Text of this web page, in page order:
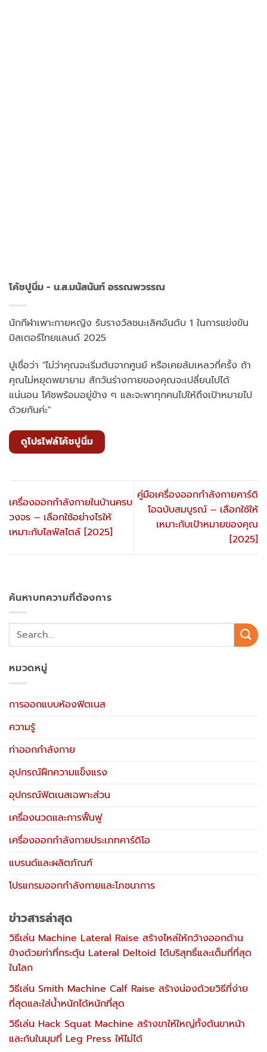
โค้ชปูนิ่ม - น.ส.มนัสนันท์ อรรณพวรรณ
นักกีฬาเพาะกายหญิง รับรางวัลชนะเลิศอันดับ 1 ในการแข่งขัน
มิสเตอร์ไทยแลนด์ 2025
ปูเชื่อว่า "ไม่ว่าคุณจะเริ่มต้นจากศูนย์ หรือเคยล้มเหลวกี่ครั้ง ถ้า
คุณไม่หยุดพยายาม สักวันร่างกายของคุณจะเปลี่ยนไปได้
แน่นอน โค้ชพร้อมอยู่ข้าง ๆ และจะพาทุกคนไปให้ถึงเป้าหมายไป
ด้วยกันค่ะ"
ดูโปรไฟล์โค้ชปูนิ่ม
เครื่องออกกำลังกายในบ้านครบ
วงจร – เลือกใช้อย่างไรให้
เหมาะกับไลฟ์สไตล์ [2025]
คู่มือเครื่องออกกำลังกายคาร์ดิ
โอฉบับสมบูรณ์ – เลือกใช้ให้
เหมาะกับเป้าหมายของคุณ
[2025]
ค้นหาบทความที่ต้องการ
หมวดหมู่
การออกแบบห้องฟิตเนส
ความรู้
ท่าออกกำลังกาย
อุปกรณ์ฝึกความแข็งแรง
อุปกรณ์ฟิตเนสเฉพาะส่วน
เครื่องนวดและการฟื้นฟู
เครื่องออกกำลังกายประเภทคาร์ดิโอ
แบรนด์และผลิตภัณฑ์
โปรแกรมออกกำลังกายและโภชนาการ
ข่าวสารล่าสุด
วิธีเล่น Machine Lateral Raise สร้างไหล่ให้กว้างออกด้าน
ข้างด้วยท่าที่กระตุ้น Lateral Deltoid ได้บริสุทธิ์และเต็มที่ที่สุด
ในโลก
วิธีเล่น Smith Machine Calf Raise สร้างน่องด้วยวิธีที่ง่าย
ที่สุดและใส่น้ำหนักได้หนักที่สุด
วิธีเล่น Hack Squat Machine สร้างขาให้ใหญ่ทั้งต้นขาหน้า
และก้นในมุมที่ Leg Press ให้ไม่ได้